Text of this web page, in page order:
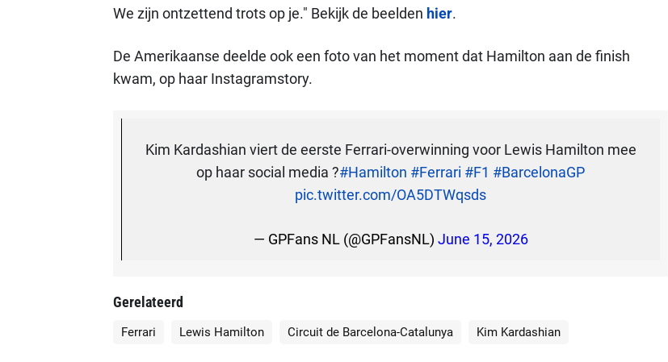
We zijn ontzettend trots op je." Bekijk de beelden hier.
De Amerikaanse deelde ook een foto van het moment dat Hamilton aan de finish
kwam, op haar Instagramstory.
Kim Kardashian viert de eerste Ferrari-overwinning voor Lewis Hamilton mee
op haar social media ?#Hamilton #Ferrari #F1 #BarcelonaGP
pic.twitter.com/OA5DTWqsds
— GPFans NL (@GPFansNL) June 15, 2026
Gerelateerd
Ferrari Lewis Hamilton Circuit de Barcelona-Catalunya Kim Kardashian